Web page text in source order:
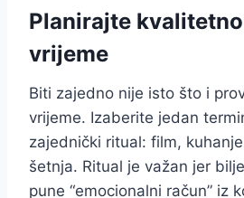
Planirajte
vrijeme
Biti zajedno nije isto što i
vrijeme. Izaberite jedan
zajednički ritual: film,
šetnja. Ritual je važan jer
pune “emocionalni račun” iz